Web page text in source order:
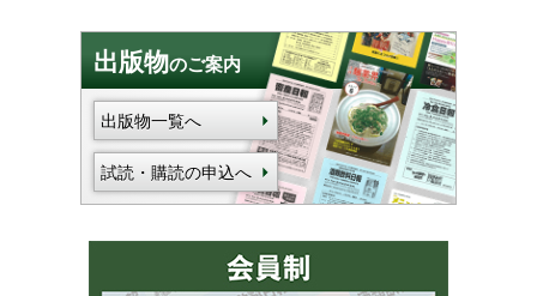
出版物のご案内
出版物一覧へ
試読・購読の申込へ